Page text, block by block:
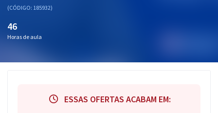
(CÓDIGO: 185932)
46
Horas de aula
ESSAS OFERTAS ACABAM EM: